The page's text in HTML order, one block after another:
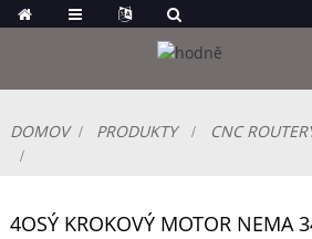
DOMOV PRODUKTY CNC
4OSÝ KROKOVÝ MOTOR NEMA